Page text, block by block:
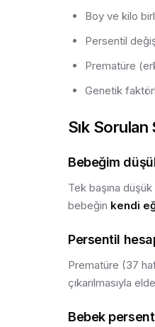
Boy ve kilo
Persentil
Prematüre
Genetik
Sık Sorulan
Bebeğim
Tek başına
bebeğin kendi
Persentil
Prematüre (37
çıkarılmasıyla
Bebek